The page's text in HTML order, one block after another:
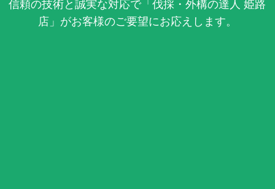
信頼の技術と誠実な対応で「伐採・外構の達人 姫路
店」がお客様のご要望にお応えします。